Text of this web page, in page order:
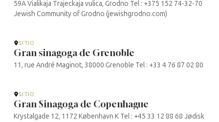
59A Vialikaja Trajeckaja vulica, Grodno Tel : +375 152 74-32-70
Jewish Community of Grodno (jewishgrodno.com)
SITIO
Gran sinagoga de Grenoble
11, rue André Maginot, 38000 Grenoble Tel : +33 4 76 87 02 80
SITIO
Gran Sinagoga de Copenhague
Krystalgade 12, 1172 København K Tel : +45 33 12 88 68 Jødisk